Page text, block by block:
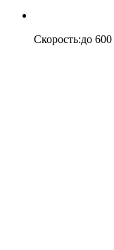
Скорость:до 600